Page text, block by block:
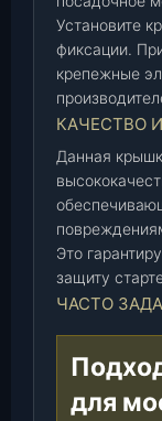
р
т
е
р
а
K
N
G
-
3
7
0
Установите
фиксации.
крепежные
КАЧЕСТВО
Данная
Это
защиту
ЧАСТО
для